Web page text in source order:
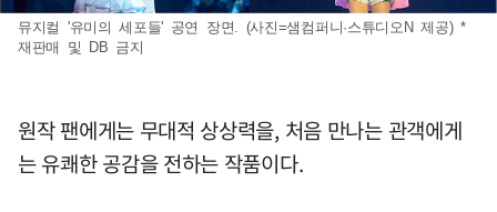
뮤지컬 '유미의 세포들' 공연 장면. (사진=샘컴퍼니·스튜디오N 제공) *
재판매 및 DB 금지
원작 팬에게는 무대적 상상력을, 처음 만나는 관객에게
는 유쾌한 공감을 전하는 작품이다.